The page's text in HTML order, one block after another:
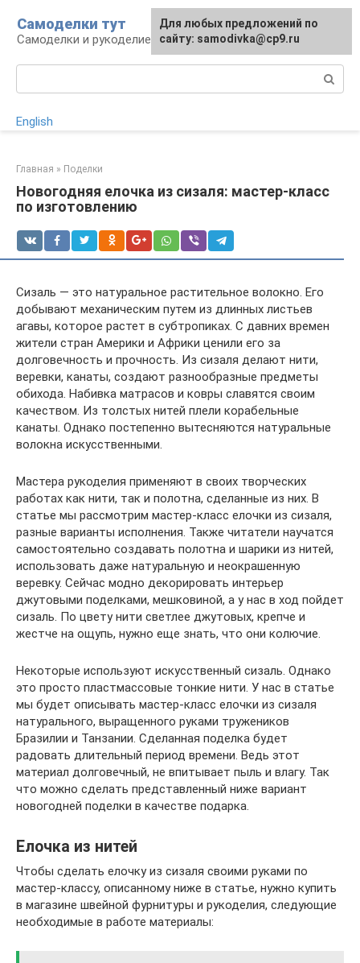
контенту
Самоделки тут
Самоделки и рукоделие для дома и участка
English
Главная » Поделки
Новогодняя елочка из сизаля: мастер-класс
по изготовлению
Сизаль — это натуральное растительное волокно. Его
добывают механическим путем из длинных листьев
агавы, которое растет в субтропиках. С давних времен
жители стран Америки и Африки ценили его за
долговечность и прочность. Из сизаля делают нити,
веревки, канаты, создают разнообразные предметы
обихода. Набивка матрасов и ковры славятся своим
качеством. Из толстых нитей плели корабельные
канаты. Однако постепенно вытесняются натуральные
волокна искусственными.
Мастера рукоделия применяют в своих творческих
работах как нити, так и полотна, сделанные из них. В
статье мы рассмотрим мастер-класс елочки из сизаля,
разные варианты исполнения. Также читатели научатся
самостоятельно создавать полотна и шарики из нитей,
использовать даже натуральную и неокрашенную
веревку. Сейчас модно декорировать интерьер
джутовыми поделками, мешковиной, а у нас в ход пойдет
сизаль. По цвету нити светлее джутовых, крепче и
жестче на ощупь, нужно еще знать, что они колючие.
Некоторые используют искусственный сизаль. Однако
это просто пластмассовые тонкие нити. У нас в статье
мы будет описывать мастер-класс елочки из сизаля
натурального, выращенного руками тружеников
Бразилии и Танзании. Сделанная поделка будет
радовать длительный период времени. Ведь этот
материал долговечный, не впитывает пыль и влагу. Так
что можно сделать представленный ниже вариант
новогодней поделки в качестве подарка.
Елочка из нитей
Чтобы сделать елочку из сизаля своими руками по
мастер-классу, описанному ниже в статье, нужно купить
в магазине швейной фурнитуры и рукоделия, следующие
необходимые в работе материалы:
Для любых предложений по
сайту: samodivka@cp9.ru